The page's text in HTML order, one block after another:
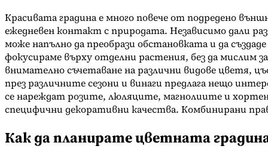
Красивата градина е много повече от подредено
ежедневен контакт с природата. Независимо дали
може напълно да преобрази обстановката и да
фокусираме върху отделни растения, без да
внимателно съчетаване на различни видове цветя,
през различните сезони и винаги предлага нещо
се нареждат розите, люляците, магнолиите и
специфични декоративни качества. Комбинирани
Как да планирате цветната